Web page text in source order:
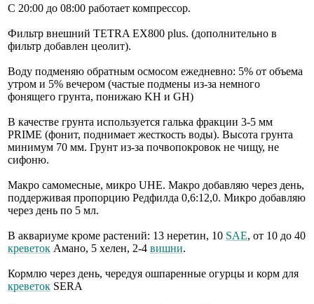
С 20:00 до 08:00 работает компрессор.
Фильтр внешний TETRA EX800 plus. (дополнительно в
фильтр добавлен цеолит).
Воду подменяю обратным осмосом ежедневно: 5% от объема
утром и 5% вечером (частые подмены из-за немного
фонящего грунта, понижаю KH и GH)
В качестве грунта используется галька фракции 3-5 мм
PRIME (фонит, поднимает жесткость воды). Высота грунта
минимум 70 мм. Грунт из-за почвопокровок не чищу, не
сифоню.
Макро самомесные, микро UHE. Макро добавляю через день,
поддерживая пропорцию Редфилда 0,6:12,0. Микро добавляю
через день по 5 мл.
В аквариуме кроме растений: 13 неретин, 10 SAE, от 10 до 40
креветок Амано, 5 хелен, 2-4 вишни.
Кормлю через день, чередуя ошпаренные огурцы и корм для
креветок SERA